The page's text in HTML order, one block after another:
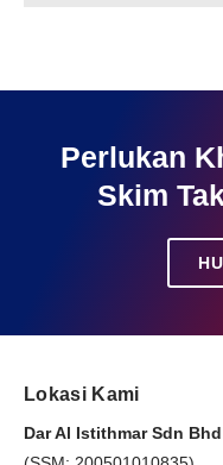
Perlukan
Skim
Lokasi Kami
Dar Al Istithmar Sdn Bhd